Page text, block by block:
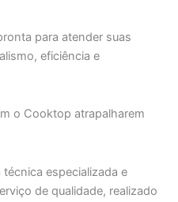
para atender suas
eficiência e
o Cooktop atrapalharem
especializada e
de qualidade, realizado